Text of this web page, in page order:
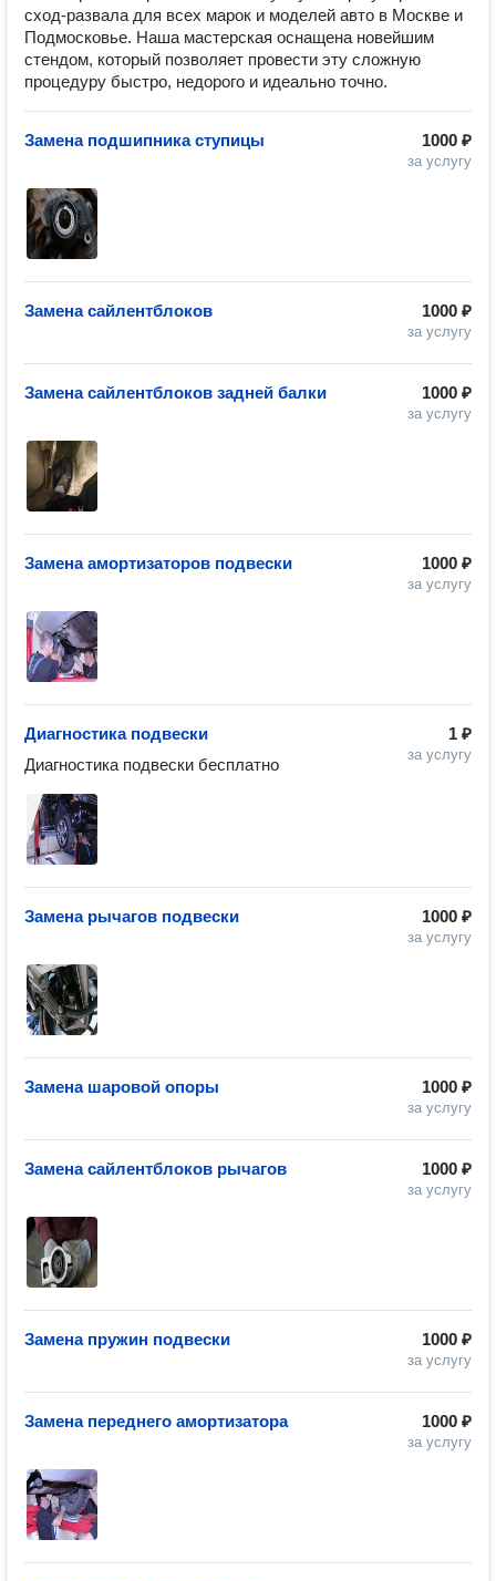
сход-развала для всех марок и моделей авто в Москве и
Подмосковье. Наша мастерская оснащена новейшим
стендом, который позволяет провести эту сложную
процедуру быстро, недорого и идеально точно.
1000 ₽
за услугу
Замена подшипника ступицы
1000 ₽
за услугу
Замена сайлентблоков
1000 ₽
за услугу
Замена сайлентблоков задней балки
1000 ₽
за услугу
Замена амортизаторов подвески
1 ₽
за услугу
Диагностика подвески
Диагностика подвески бесплатно
1000 ₽
за услугу
Замена рычагов подвески
1000 ₽
за услугу
Замена шаровой опоры
1000 ₽
за услугу
Замена сайлентблоков рычагов
1000 ₽
за услугу
Замена пружин подвески
1000 ₽
за услугу
Замена переднего амортизатора